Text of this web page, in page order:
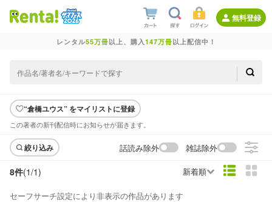
無料登録
レンタル55万冊以上、購入147万冊以上配信中！
“倉橋ユウス” をマイリストに登録
この著者の新刊配信時にお知らせが届きます。
絞り込み 話読み除外 雑誌除外
8件(1/1) 新着順
セーフサーチ設定により非表示の作品があります